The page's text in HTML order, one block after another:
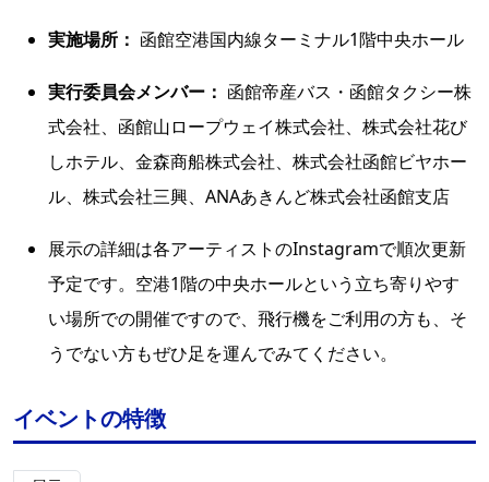
実施場所： 函館空港国内線ターミナル1階中央ホール
実行委員会メンバー： 函館帝産バス・函館タクシー株
式会社、函館山ロープウェイ株式会社、株式会社花び
しホテル、金森商船株式会社、株式会社函館ビヤホー
ル、株式会社三興、ANAあきんど株式会社函館支店
展示の詳細は各アーティストのInstagramで順次更新
予定です。空港1階の中央ホールという立ち寄りやす
い場所での開催ですので、飛行機をご利用の方も、そ
うでない方もぜひ足を運んでみてください。
イベントの特徴